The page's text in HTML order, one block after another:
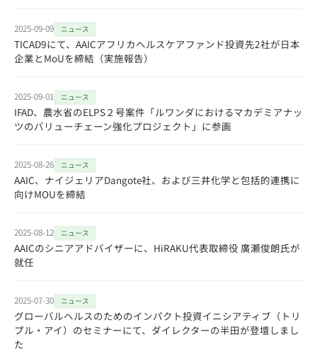
2025-09-09 ニュース
TICAD9にて、AAICアフリカヘルスケアファンド投資先2社が日本
企業とMoUを締結（実施報告）
2025-09-01 ニュース
IFAD、農水省のELPS２号案件「ルワンダにおけるマカデミアナッ
ツのバリューチェーン強化プロジェクト」に参画
2025-08-26 ニュース
AAIC、ナイジェリアDangote社、および三井化学と包括的連携に
向けMOUを締結
2025-08-12 ニュース
AAICのシニアアドバイザーに、HiRAKU代表取締役 廣瀬俊朗氏が
就任
2025-07-30 ニュース
グローバルヘルスのためのインパクト投資イニシアティブ（トリ
プル・アイ）のセミナーにて、ダイレクターの半田が登壇しまし
た